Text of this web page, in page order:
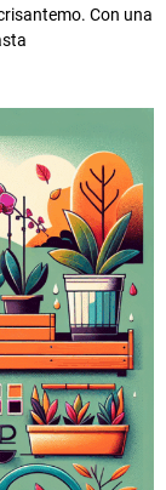
Con una